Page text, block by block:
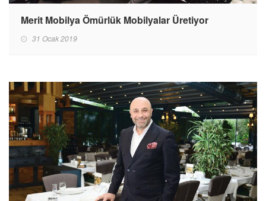
Merit Mobilya Ömürlük Mobilyalar Üretiyor
31 Ocak 2019